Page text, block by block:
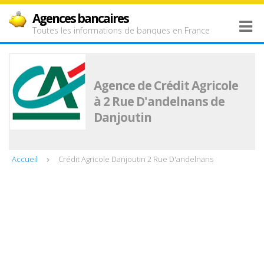
Agences bancaires
Toutes les informations de banques en France
Agence de Crédit Agricole
à 2 Rue D'andelnans de
Danjoutin
Accueil Crédit Agricole Danjoutin 2 Rue D'andelnans